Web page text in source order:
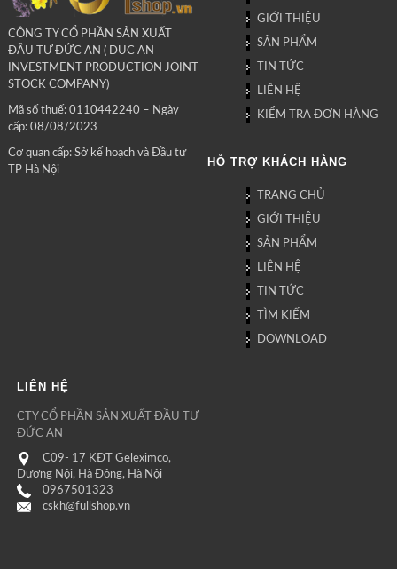
CÔNG TY CỔ PHẦN SẢN XUẤT
ĐẦU TƯ ĐỨC AN ( DUC AN
INVESTMENT PRODUCTION JOINT
STOCK COMPANY)
Mã số thuế: 0110442240 – Ngày
cấp: 08/08/2023
Cơ quan cấp: Sở kế hoạch và Đầu tư
TP Hà Nội
GIỚI THIỆU
SẢN PHẨM
TIN TỨC
LIÊN HỆ
KIỂM TRA ĐƠN HÀNG
HỖ TRỢ KHÁCH HÀNG
TRANG CHỦ
GIỚI THIỆU
SẢN PHẨM
LIÊN HỆ
TIN TỨC
TÌM KIẾM
DOWNLOAD
LIÊN HỆ
CTY CỔ PHẦN SẢN XUẤT ĐẦU TƯ
ĐỨC AN
C09- 17 KĐT Geleximco,
Dương Nội, Hà Đông, Hà Nội
0967501323
cskh@fullshop.vn